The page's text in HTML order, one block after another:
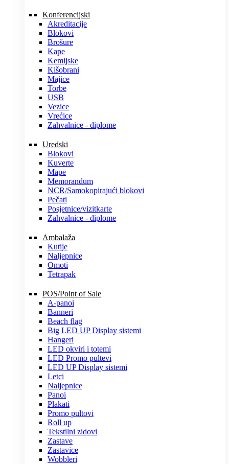
Konferencijski
Akreditacije
Blokovi
Brošure
Kape
Kemijske
Kišobrani
Majice
Torbe
USB
Vezice
Vrećice
Zahvalnice - diplome
Uredski
Blokovi
Kuverte
Mape
Memorandum
NCR/Samokopirajući blokovi
Pečati
Posjetnice/vizitkarte
Zahvalnice - diplome
Ambalaža
Kutije
Naljepnice
Omoti
Tetrapak
POS/Point of Sale
A-panoi
Banneri
Beach flag
Big LED UP Display sistemi
Hangeri
LED okviri i totemi
LED Promo pultevi
LED UP Display sistemi
Letci
Naljepnice
Panoi
Plakati
Promo pultovi
Roll up
Tekstilni zidovi
Zastave
Zastavice
Wobbleri